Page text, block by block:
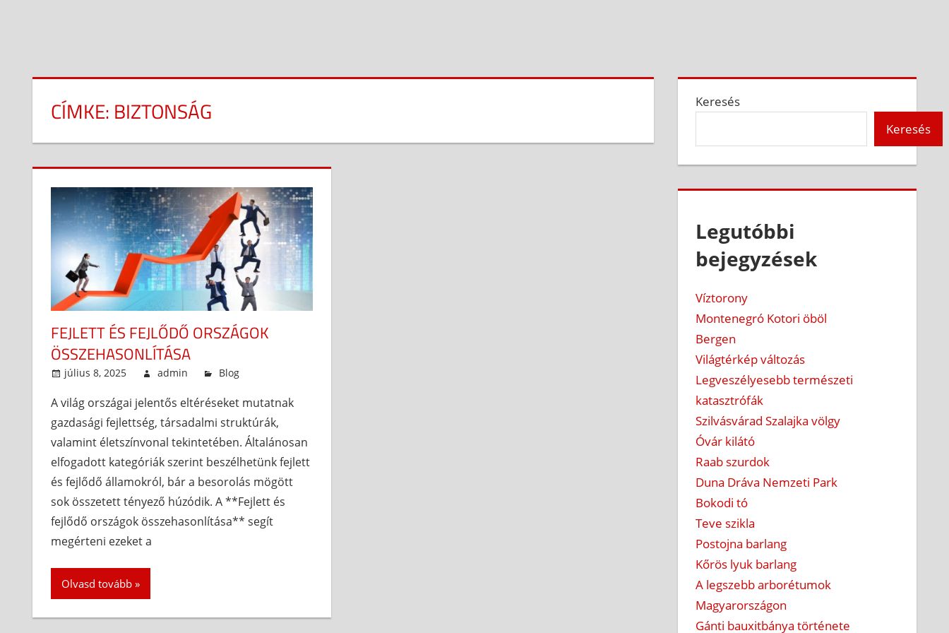
CÍMKE: BIZTONSÁG
FEJLETT ÉS FEJLŐDŐ ORSZÁGOK
ÖSSZEHASONLÍTÁSA
július 8, 2025 admin Blog
A világ országai jelentős eltéréseket mutatnak
gazdasági fejlettség, társadalmi struktúrák,
valamint életszínvonal tekintetében. Általánosan
elfogadott kategóriák szerint beszélhetünk fejlett
és fejlődő államokról, bár a besorolás mögött
sok összetett tényező húzódik. A **Fejlett és
fejlődő országok összehasonlítása** segít
megérteni ezeket a
Olvasd tovább
Keresés
Keresés
Legutóbbi
bejegyzések
Víztorony
Montenegró Kotori öböl
Bergen
Világtérkép változás
Legveszélyesebb természeti
katasztrófák
Szilvásvárad Szalajka völgy
Óvár kilátó
Raab szurdok
Duna Dráva Nemzeti Park
Bokodi tó
Teve szikla
Postojna barlang
Kőrös lyuk barlang
A legszebb arborétumok
Magyarországon
Gánti bauxitbánya története